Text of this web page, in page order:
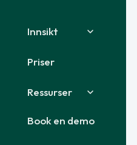
Innsikt
Priser
Ressurser
Book en demo
omdømme,
og betal kun for
flere sjekker du legger